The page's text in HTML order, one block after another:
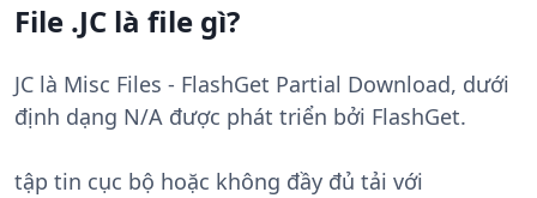
File .JC là file gì?
JC là Misc Files - FlashGet Partial Download, dưới
định dạng N/A được phát triển bởi FlashGet.
tập tin cục bộ hoặc không đầy đủ tải với